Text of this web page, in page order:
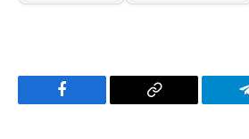
Facebook
Copy